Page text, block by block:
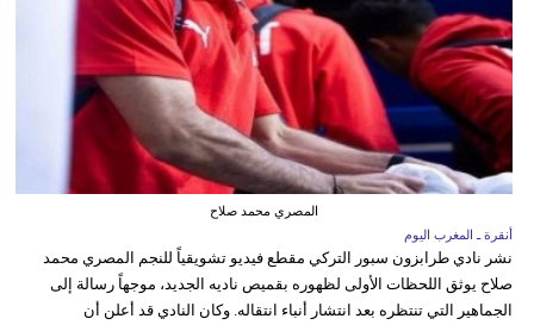
المصري محمد صلاح
أنقرة ـ المغرب اليوم
نشر نادي طرابزون سبور التركي مقطع فيديو تشويقياً للنجم المصري محمد
صلاح يوثق اللحظات الأولى لظهوره بقميص ناديه الجديد، موجهاً رسالة إلى
الجماهير التي تنتظره بعد انتشار أنباء انتقاله. وكان النادي قد أعلن أن